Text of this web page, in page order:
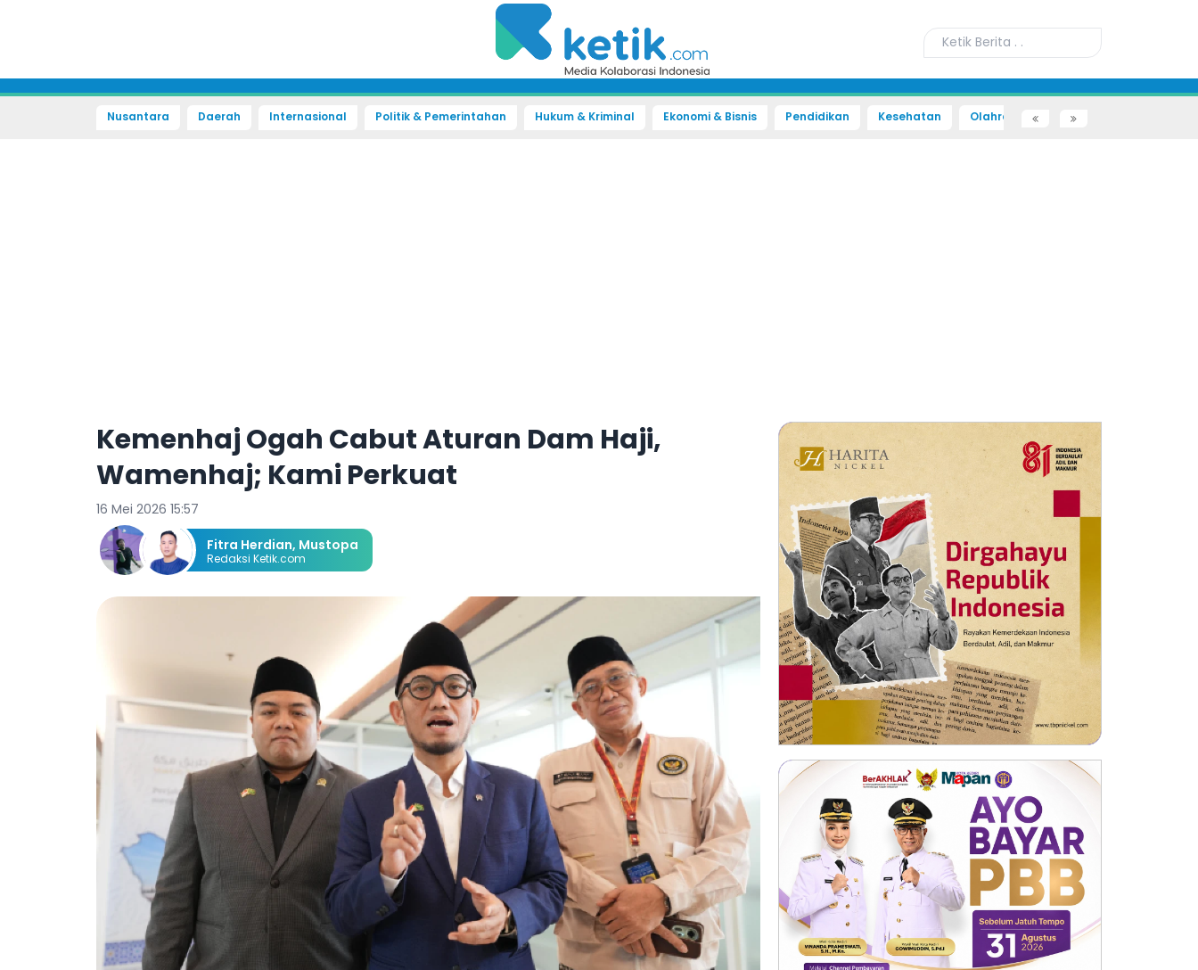
Nusantara Daerah Internasional Politik & Pemerintahan Hukum & Kriminal Ekonomi & Bisnis Pendidikan Kesehatan Olahraga Sains dan Teknologi
Kemenhaj Ogah Cabut Aturan Dam Haji,
Wamenhaj; Kami Perkuat
16 Mei 2026 15:57
Fitra Herdian, Mustopa
Redaksi Ketik.com